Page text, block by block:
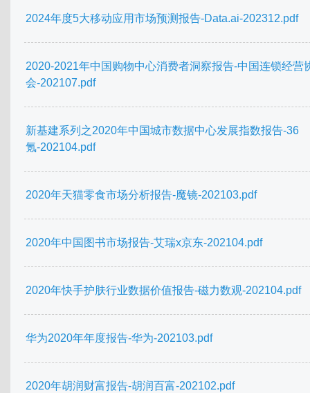
2024年度5大移动应用市场预测报告-Data.ai-202312.pdf
2020-2021年中国购物中心消费者洞察报告-中国连锁经营
会-202107.pdf
新基建系列之2020年中国城市数据中心发展指数报告-36
氪-202104.pdf
2020年天猫零食市场分析报告-魔镜-202103.pdf
2020年中国图书市场报告-艾瑞x京东-202104.pdf
2020年快手护肤行业数据价值报告-磁力数观-202104.pdf
华为2020年年度报告-华为-202103.pdf
2020年胡润财富报告-胡润百富-202102.pdf